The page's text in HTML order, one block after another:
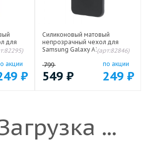
для
акции
₽
Силиконовый матовый
непрозрачный чехол для
Samsung Galaxy A34 5G(арт:82846)
799
549 ₽
по акции
249 ₽
...